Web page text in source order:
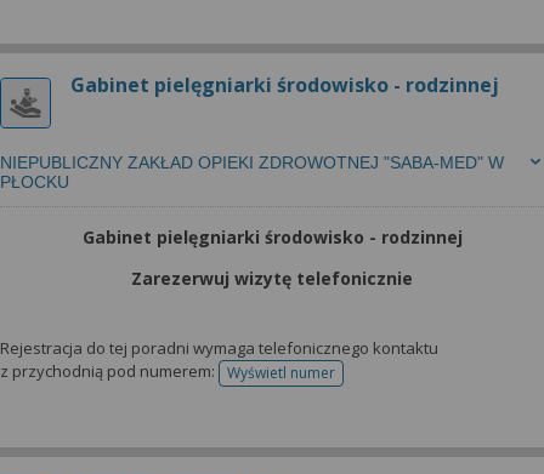
Gabinet pielęgniarki środowisko - rodzinnej
NIEPUBLICZNY ZAKŁAD OPIEKI ZDROWOTNEJ "SABA-MED" W
PŁOCKU
Gabinet pielęgniarki środowisko - rodzinnej
Zarezerwuj wizytę telefonicznie
Rejestracja do tej poradni wymaga telefonicznego kontaktu
z przychodnią pod numerem:
Wyświetl numertelefonu do rejestracji